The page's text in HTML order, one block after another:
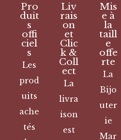
Pro
duit
s
offi
ciel
s
Les
prod
uits
ache
tés
Liv
rais
on
et
Clic
k &
Coll
ect
La
livra
ison
est
Mis
e à
la
taill
e
offe
rte
La
Bijo
uter
ie
Mar